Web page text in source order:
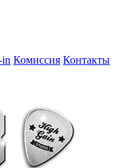
in Комиссия Контакты